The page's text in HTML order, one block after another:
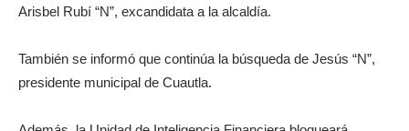
Arisbel Rubí “N”, excandidata a la alcaldía.
También se informó que continúa la búsqueda de Jesús “N”,
presidente municipal de Cuautla.